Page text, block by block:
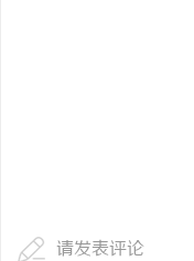
请发表评论